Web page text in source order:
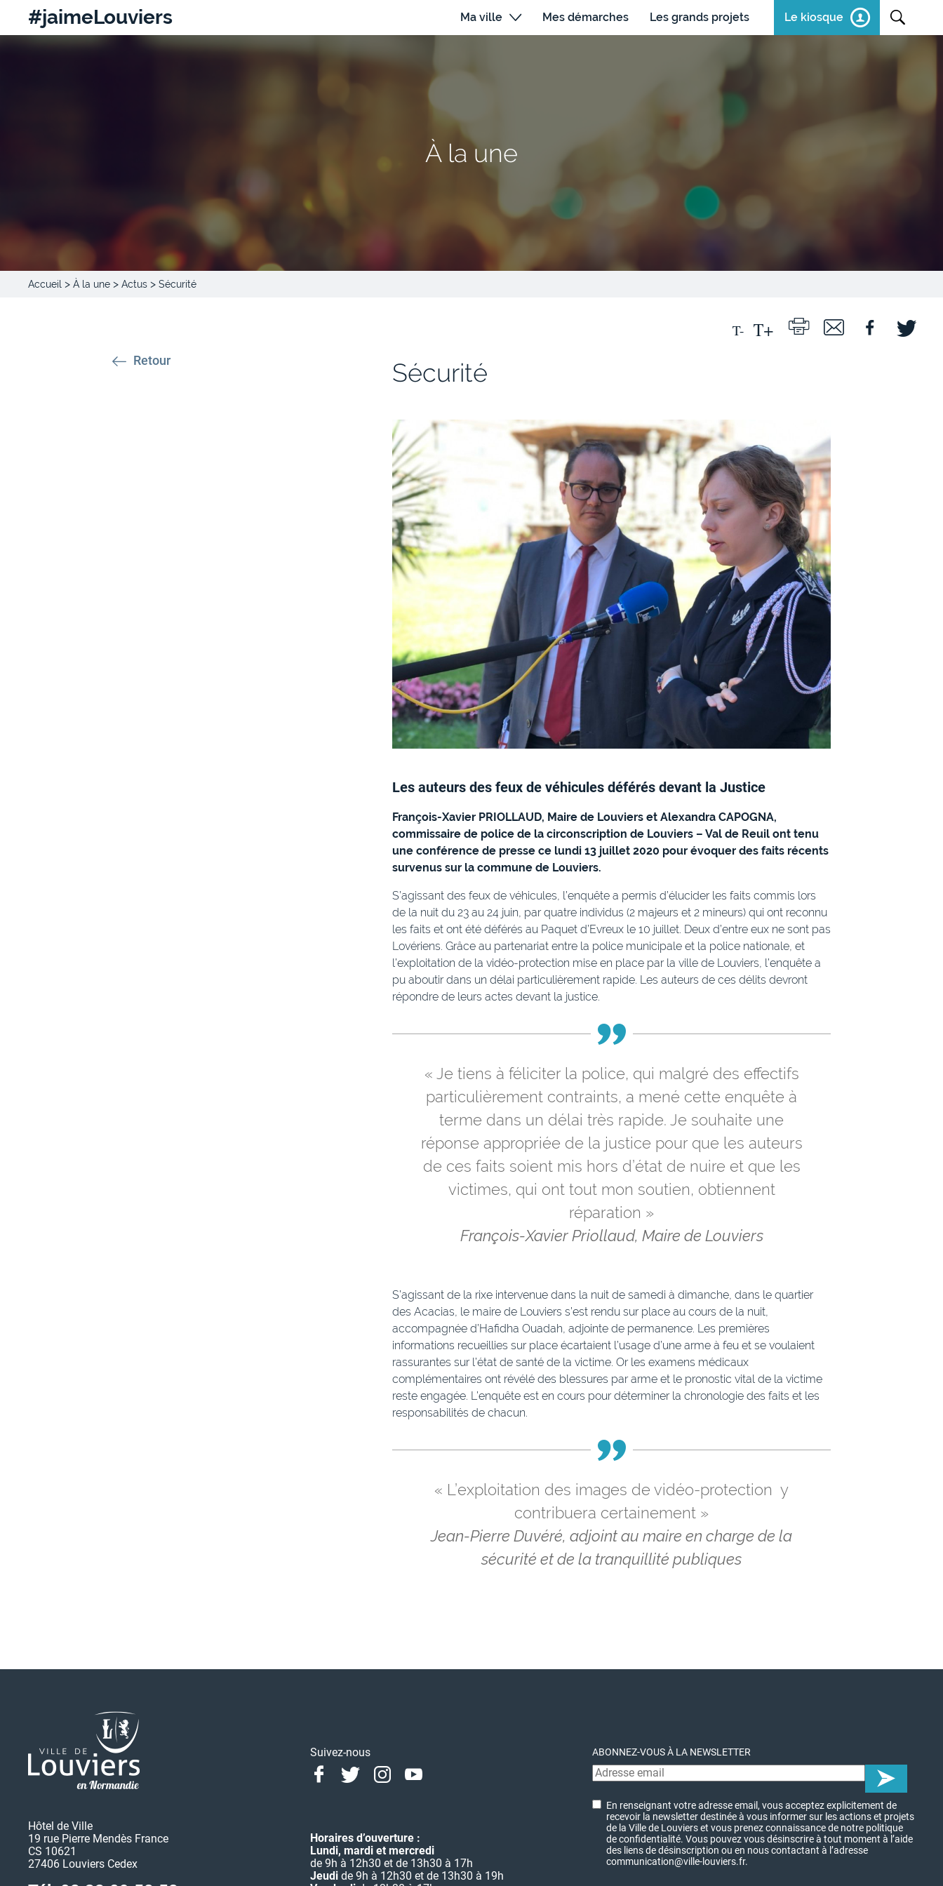
#jaimeLouviers Ma ville Mes démarches Les grands projets Le kiosque
À la une
Accueil > À la une > Actus > Sécurité
Retour Sécurité
Les auteurs des feux de véhicules déférés devant la Justice
François-Xavier PRIOLLAUD, Maire de Louviers et Alexandra CAPOGNA,
commissaire de police de la circonscription de Louviers – Val de Reuil ont tenu
une conférence de presse ce lundi 13 juillet 2020 pour évoquer des faits récents
survenus sur la commune de Louviers.
S’agissant des feux de véhicules, l’enquête a permis d’élucider les faits commis lors
de la nuit du 23 au 24 juin, par quatre individus (2 majeurs et 2 mineurs) qui ont reconnu
les faits et ont été déférés au Paquet d’Evreux le 10 juillet. Deux d’entre eux ne sont pas
Lovériens. Grâce au partenariat entre la police municipale et la police nationale, et
l’exploitation de la vidéo-protection mise en place par la ville de Louviers, l’enquête a
pu aboutir dans un délai particulièrement rapide. Les auteurs de ces délits devront
répondre de leurs actes devant la justice.
« Je tiens à féliciter la police, qui malgré des effectifs
particulièrement contraints, a mené cette enquête à
terme dans un délai très rapide. Je souhaite une
réponse appropriée de la justice pour que les auteurs
de ces faits soient mis hors d’état de nuire et que les
victimes, qui ont tout mon soutien, obtiennent
réparation »
François-Xavier Priollaud, Maire de Louviers
S’agissant de la rixe intervenue dans la nuit de samedi à dimanche, dans le quartier
des Acacias, le maire de Louviers s’est rendu sur place au cours de la nuit,
accompagnée d’Hafidha Ouadah, adjointe de permanence. Les premières
informations recueillies sur place écartaient l’usage d’une arme à feu et se voulaient
rassurantes sur l’état de santé de la victime. Or les examens médicaux
complémentaires ont révélé des blessures par arme et le pronostic vital de la victime
reste engagée. L’enquête est en cours pour déterminer la chronologie des faits et les
responsabilités de chacun.
« L’exploitation des images de vidéo-protection y
contribuera certainement »
Jean-Pierre Duvéré, adjoint au maire en charge de la
sécurité et de la tranquillité publiques
Hôtel de Ville
19 rue Pierre Mendès France
CS 10621
27406 Louviers Cedex
Suivez-nous
FacebookTwitterInstagramYoutube
Horaires d’ouverture :
Lundi, mardi et mercredi
de 9h à 12h30 et de 13h30 à 17h
Jeudi de 9h à 12h30 et de 13h30 à 19h
ABONNEZ-VOUS À LA NEWSLETTER
En renseignant votre adresse email, vous acceptez explicitement de
recevoir la newsletter destinée à vous informer sur les actions et projets
de la Ville de Louviers et vous prenez connaissance de notre politique
de confidentialité. Vous pouvez vous désinscrire à tout moment à l’aide
des liens de désinscription ou en nous contactant à l’adresse
communication@ville-louviers.fr.